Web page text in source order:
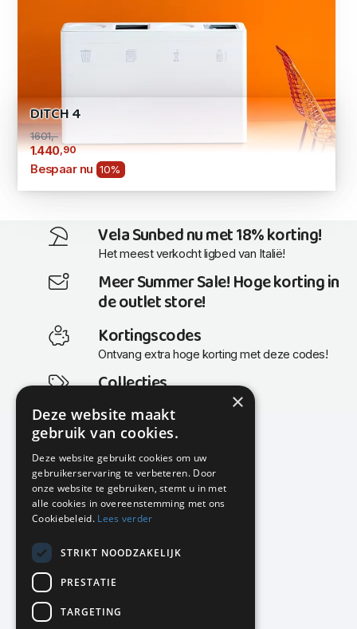
DITCH 4
1601,-
1.440,90
Bespaar nu 10%
Vela Sunbed nu met 18% korting!
Het meest verkocht ligbed van Italië!
Meer Summer Sale! Hoge korting in
de outlet store!
Kortingscodes
Ontvang extra hoge korting met deze codes!
Collecties
Actuele en populaire collecties
KMP Kantoormeubilair
Airport Business Park
Frankfurtstraat 29-31
1175 RH Lijnden
020-617 01 26
info@kmpkantoormeubilair.nl
Facebook
Instagram
×
Deze website maakt
gebruik van cookies.
Deze website gebruikt cookies om uw
gebruikerservaring te verbeteren. Door
onze website te gebruiken, stemt u in met
alle cookies in overeenstemming met ons
Cookiebeleid. Lees verder
STRIKT NOODZAKELIJK
PRESTATIE
TARGETING